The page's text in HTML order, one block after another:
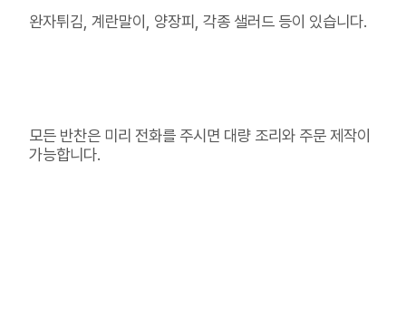
완자튀김, 계란말이, 양장피, 각종 샐러드 등이 있습니다.
모든 반찬은 미리 전화를 주시면 대량 조리와 주문 제작이
가능합니다.